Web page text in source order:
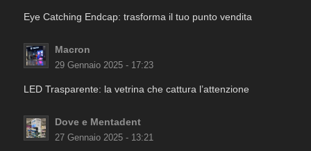
Eye Catching Endcap: trasforma il tuo punto vendita
Macron
29 Gennaio 2025 - 17:23
LED Trasparente: la vetrina che cattura l’attenzione
Dove e Mentadent
27 Gennaio 2025 - 13:21